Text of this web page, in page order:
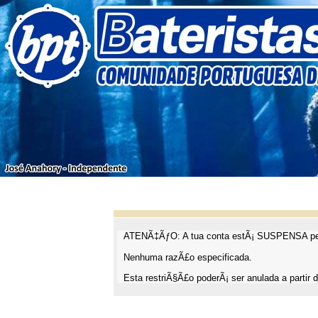
ATENÃ‡ÃƒO: A tua conta estÃ¡ SUSPENSA
Nenhuma razÃ£o especificada.
Esta restriÃ§Ã£o poderÃ¡ ser anulada a partir